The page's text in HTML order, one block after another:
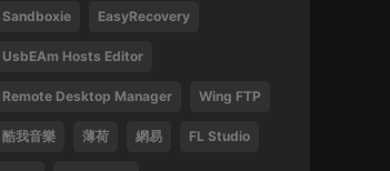
感謝分享
來源： 瞬息全宇宙
laohusyf • 2024-05-30
喜歡聽張敬軒的歌
Sandboxie EasyRecovery
UsbEAm Hosts Editor
Remote Desktop Manager Wing FTP
酷我音樂 薄荷 網易 FL Studio